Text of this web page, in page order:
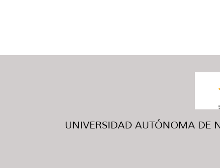
UNIVERSIDAD AUTÓNOMA DE